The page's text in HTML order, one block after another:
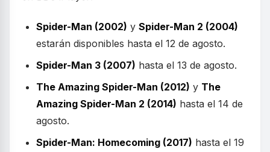
Spider-Man (2002) y Spider-Man 2 (2004)
estarán disponibles hasta el 12 de agosto.
Spider-Man 3 (2007) hasta el 13 de agosto.
The Amazing Spider-Man (2012) y The
Amazing Spider-Man 2 (2014) hasta el 14 de
agosto.
Spider-Man: Homecoming (2017) hasta el 19